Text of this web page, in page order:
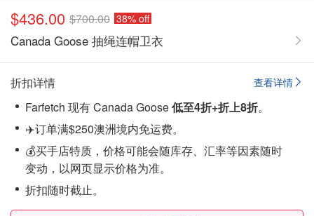
$436.00 $700.00 38% off
Canada Goose 抽绳连帽卫衣
查看详情
折扣详情
Farfetch 现有 Canada Goose低至4折+折上8折。
✈️订单满$250澳洲境内免运费。
💰买手店特质，价格可能会随库存、汇率等因素随时
变动，以网页显示价格为准。
折扣随时截止。